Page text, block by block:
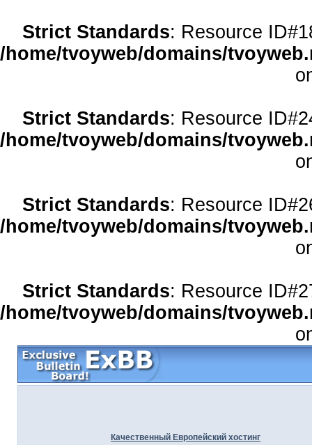
Strict Standards: Resource
/home/tvoyweb/domains/
Strict Standards: Resource
/home/tvoyweb/domains/
Strict Standards: Resource
/home/tvoyweb/domains/
Strict Standards: Resource
/home/tvoyweb/domains/
Качественный Европейский хостинг